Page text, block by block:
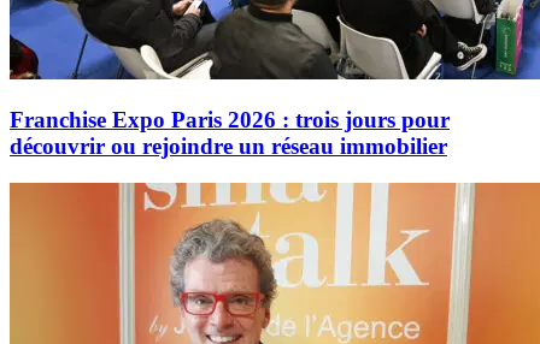
Franchise Expo Paris 2026 : trois jours pour
découvrir ou rejoindre un réseau immobilier